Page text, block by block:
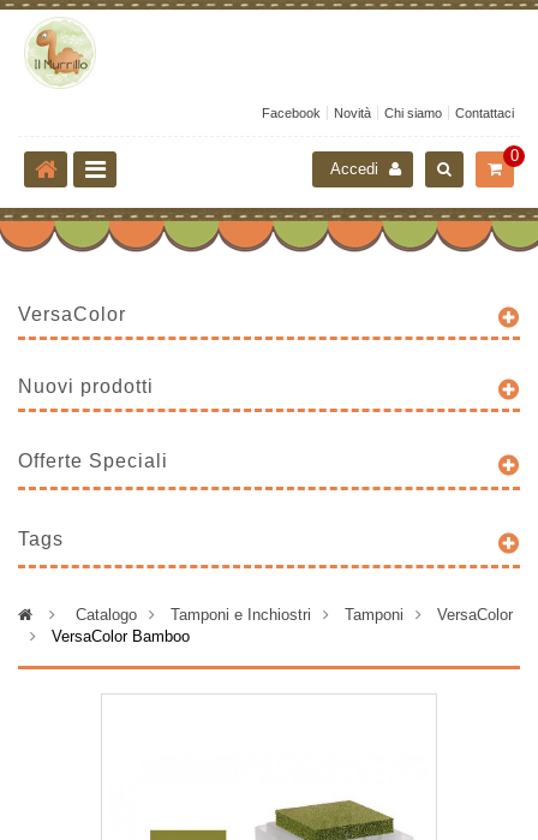
Facebook Novità Chi siamo Contattaci
0
Accedi
VersaColor
Nuovi prodotti
Offerte Speciali
Tags
> Catalogo > Tamponi e Inchiostri > Tamponi >
VersaColor
>
VersaColor Bamboo